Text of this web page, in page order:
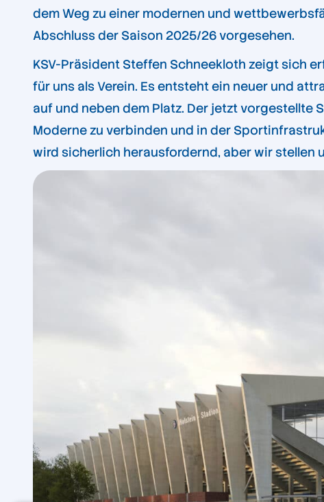
dem Weg zu einer modernen und
Abschluss der Saison 2025/26 vorgesehen.
KSV-Präsident Steffen Schneekloth zeigt sich
für uns als Verein. Es entsteht ein neuer und
auf und neben dem Platz. Der jetzt vorgestellte
Moderne zu verbinden und in der
wird sicherlich herausfordernd, aber wir stellen